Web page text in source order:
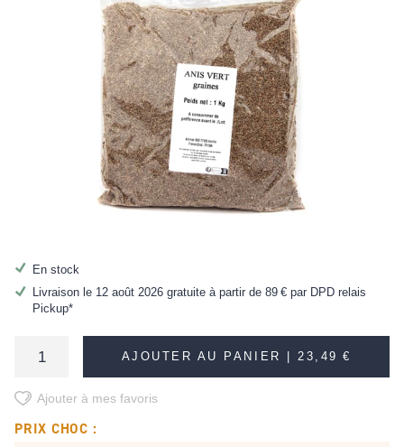
En stock
Livraison le 12 août 2026 gratuite à partir de 89 €par DPD relais
Pickup*
AJOUTER AU PANIER |23,49 €
Ajouter à mes favoris
PRIX CHOC :